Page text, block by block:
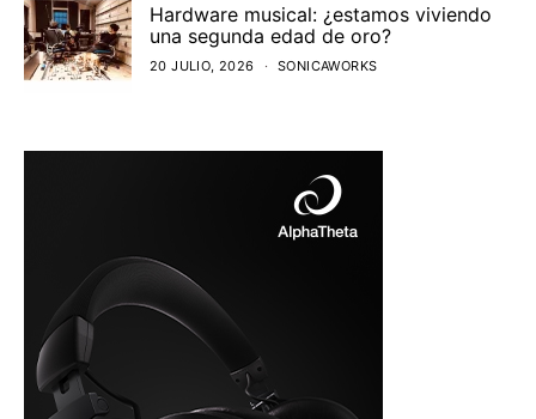
Hardware musical: ¿estamos viviendo
una segunda edad de oro?
20 JULIO, 2026 SONICAWORKS